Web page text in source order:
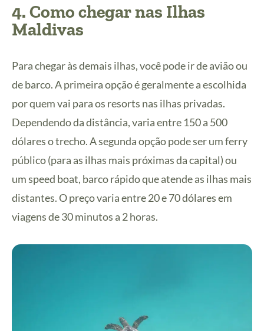
4. Como chegar nas Ilhas
Maldivas
Para chegar às demais ilhas, você pode ir de avião ou
de barco. A primeira opção é geralmente a escolhida
por quem vai para os resorts nas ilhas privadas.
Dependendo da distância, varia entre 150 a 500
dólares o trecho. A segunda opção pode ser um ferry
público (para as ilhas mais próximas da capital) ou
um speed boat, barco rápido que atende as ilhas mais
distantes. O preço varia entre 20 e 70 dólares em
viagens de 30 minutos a 2 horas.